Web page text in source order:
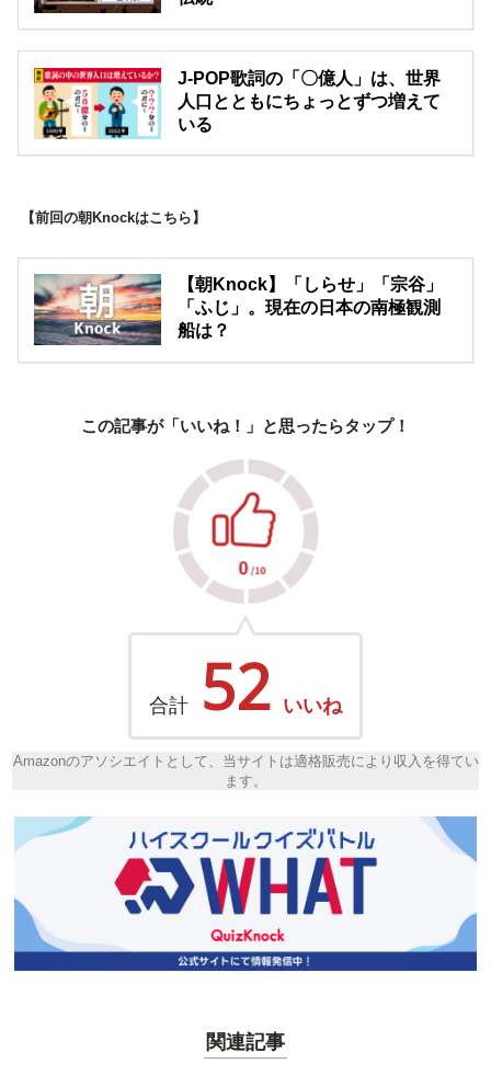
J-POP歌詞の「〇億人」は、世界
人口とともにちょっとずつ増えて
いる
【前回の朝Knockはこちら】
【朝Knock】「しらせ」「宗谷」
「ふじ」。現在の日本の南極観測
船は？
この記事が「いいね！」と思ったらタップ！
合計 52 いいね
Amazonのアソシエイトとして、当サイトは適格販売により収入を得てい
ます。
関連記事